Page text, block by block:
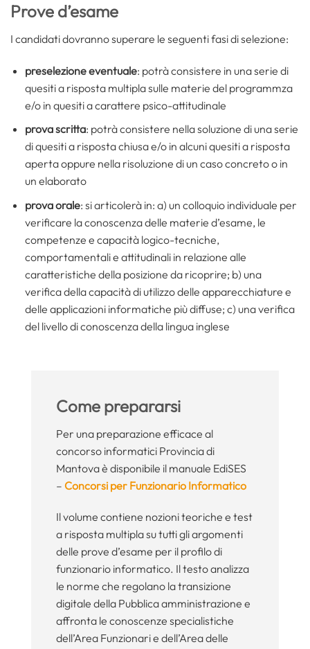
Prove d’esame
I candidati dovranno superare le seguenti fasi di selezione:
preselezione eventuale: potrà consistere in una serie di
quesiti a risposta multipla sulle materie del programmza
e/o in quesiti a carattere psico-attitudinale
prova scritta: potrà consistere nella soluzione di una serie
di quesiti a risposta chiusa e/o in alcuni quesiti a risposta
aperta oppure nella risoluzione di un caso concreto o in
un elaborato
prova orale: si articolerà in: a) un colloquio individuale per
verificare la conoscenza delle materie d’esame, le
competenze e capacità logico-tecniche,
comportamentali e attitudinali in relazione alle
caratteristiche della posizione da ricoprire; b) una
verifica della capacità di utilizzo delle apparecchiature e
delle applicazioni informatiche più diffuse; c) una verifica
del livello di conoscenza della lingua inglese
Come prepararsi
Per una preparazione efficace al
concorso informatici Provincia di
Mantova è disponibile il manuale EdiSES
– Concorsi per Funzionario Informatico
Il volume contiene nozioni teoriche e test
a risposta multipla su tutti gli argomenti
delle prove d’esame per il profilo di
funzionario informatico. Il testo analizza
le norme che regolano la transizione
digitale della Pubblica amministrazione e
affronta le conoscenze specialistiche
dell’Area Funzionari e dell’Area delle